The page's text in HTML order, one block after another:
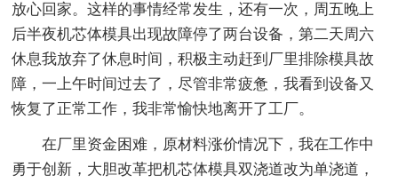
放心回家。这样的事情经常发生，还有一次，周五晚上
后半夜机芯体模具出现故障停了两台设备，第二天周六
休息我放弃了休息时间，积极主动赶到厂里排除模具故
障，一上午时间过去了，尽管非常疲惫，我看到设备又
恢复了正常工作，我非常愉快地离开了工厂。
在厂里资金困难，原材料涨价情况下，我在工作中
勇于创新，大胆改革把机芯体模具双浇道改为单浇道，